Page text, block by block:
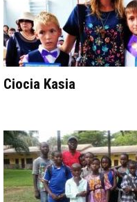
Ciocia Kasia